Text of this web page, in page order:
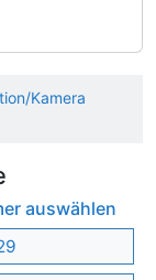
Kamera
auswählen